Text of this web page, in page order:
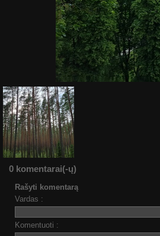
0 komentarai(-ų)
Rašyti komentarą
Vardas :
Komentuoti :